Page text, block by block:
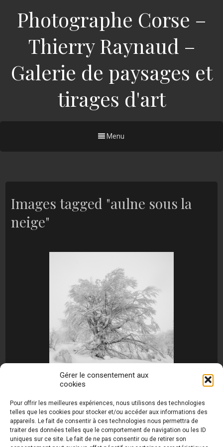
Gérer le consentement aux
cookies
Pour offrir les meilleures expériences, nous utilisons des technologies
telles que les cookies pour stocker et/ou accéder aux informations des
appareils. Le fait de consentir à ces technologies nous permettra de
traiter des données telles que le comportement de navigation ou les ID
uniques sur ce site. Le fait de ne pas consentir ou de retirer son
Photographe Corse –
Thierry Raynaud –
Galerie de paysages et
tirages d'art
Menu
Images tagged "aulne sous la
neige"